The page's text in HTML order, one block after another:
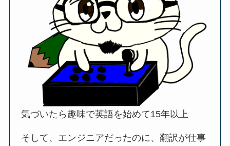
気づいたら趣味で英語を始めて15年以上
そして、エンジニアだったのに、翻訳が仕事